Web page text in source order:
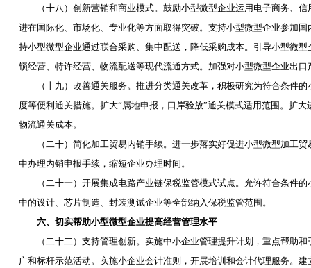
（十八）创新营销和商业模式。鼓励小型微型企业运用电子商务、信
进在国际化、市场化、专业化等方面取得突破。支持小型微型企业参加
持小型微型企业通过联合采购、集中配送，降低采购成本。引导小型微
锁经营、特许经营、物流配送等现代流通方式。加强对小型微型企业出口
（十九）改善通关服务。推进分类通关改革，积极研究为符合条件的
度等便利通关措施。扩大“属地申报，口岸验放”通关模式适用范围。扩
物流通关成本。
（二十）简化加工贸易内销手续。进一步落实好促进小型微型加工贸
中办理内销申报手续，缩短企业办理时间。
（二十一）开展集成电路产业链保税监管模式试点。允许符合条件的
中的设计、芯片制造、封装测试企业等全部纳入保税监管范围。
六、切实帮助小型微型企业提高经营管理水平
（二十二）支持管理创新。实施中小企业管理提升计划，重点帮助和
广和标杆示范活动。实施小企业会计准则，开展培训和会计代理服务。